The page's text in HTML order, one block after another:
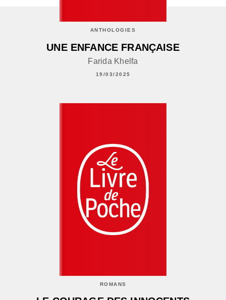
ANTHOLOGIES
UNE ENFANCE FRANÇAISE
Farida Khelfa
19/03/2025
ROMANS